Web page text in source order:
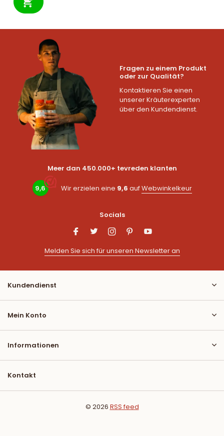
Fragen zu einem Produkt
oder zur Qualität?
Kontaktieren Sie einen
unserer Kräuterexperten
über den Kundendienst.
Meer dan 450.000+ tevreden klanten
9,6 Wir erzielen eine 9,6 aufWebwinkelkeur
Socials
Melden Sie sich für unseren Newsletter an
Kundendienst
Mein Konto
Informationen
Kontakt
© 2026 RSS feed